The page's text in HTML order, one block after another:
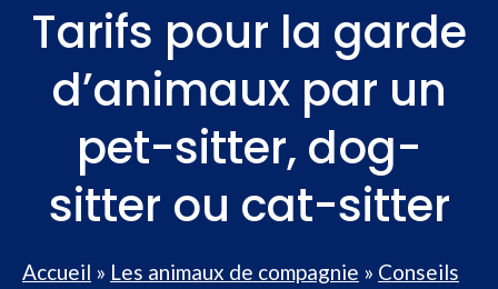
Tarifs pour la garde
d’animaux par un
pet-sitter, dog-
sitter ou cat-sitter
Accueil » Les animaux de compagnie » Conseils